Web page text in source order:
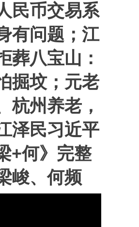
民币交易系
有问题；江
葬八宝山：
掘坟；元老
杭州养老，
泽民习近平
+何》完整
峻、何频